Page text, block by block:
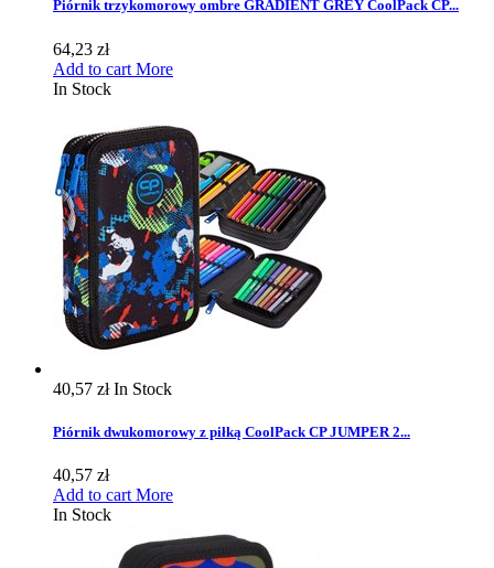
Piórnik trzykomorowy ombre GRADIENT GREY CoolPack CP...
64,23 zł
Add to cart More
In Stock
40,57 złIn Stock
Piórnik dwukomorowy z piłką CoolPack CP JUMPER 2...
40,57 zł
Add to cart More
In Stock